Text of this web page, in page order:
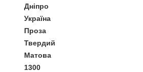
Дніпро
Україна
Проза
Твердий
Матова
1300